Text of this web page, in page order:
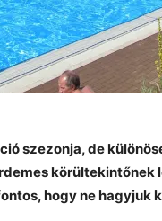
szezonja, de
körültekintőnek
hogy ne hagyjuk